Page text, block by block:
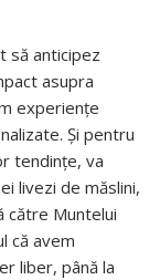
să anticipez
asupra
experiențe
Și pentru
tendințe, va
livezi de măslini,
către Muntelui
că avem
liber, până la